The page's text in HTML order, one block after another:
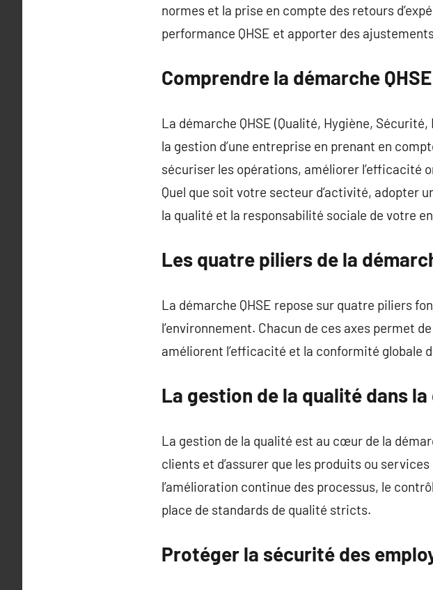
normes et la prise en compte des retours
performance QHSE et apporter des
Comprendre la démarche QHSE
La démarche QHSE (Qualité, Hygiène,
la gestion d’une entreprise en prenant en
sécuriser les opérations, améliorer l’efficacité
Quel que soit votre secteur d’activité, adopter
la qualité et la responsabilité sociale de votre
Les quatre piliers de la
La démarche QHSE repose sur quatre piliers
l’environnement. Chacun de ces axes permet
améliorent l’efficacité et la conformité globale
La gestion de la qualité dans la
La gestion de la qualité est au cœur de la
clients et d’assurer que les produits ou
l’amélioration continue des processus, le
place de standards de qualité stricts.
Protéger la sécurité des